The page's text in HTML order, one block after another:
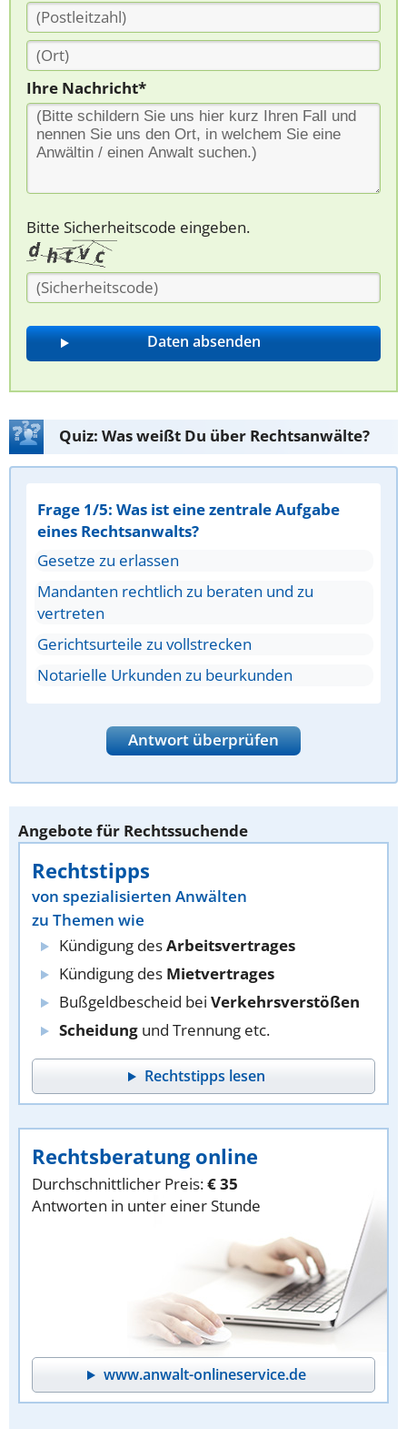
Ihre Nachricht*
Bitte Sicherheitscode eingeben.
Quiz: Was weißt Du über Rechtsanwälte?
Frage 1/5: Was ist eine zentrale Aufgabe
eines Rechtsanwalts?
Gesetze zu erlassen
Mandanten rechtlich zu beraten und zu
vertreten
Gerichtsurteile zu vollstrecken
Notarielle Urkunden zu beurkunden
Antwort überprüfen
Angebote für Rechtssuchende
Rechtstipps
von spezialisierten Anwälten
zu Themen wie
Kündigung desArbeitsvertrages
Kündigung des Mietvertrages
Bußgeldbescheid bei Verkehrsverstößen
Scheidung und Trennung etc.
Rechtstipps lesen
Rechtsberatung online
Durchschnittlicher Preis:€ 35
Antworten in unter einer Stunde
www.anwalt-onlineservice.de